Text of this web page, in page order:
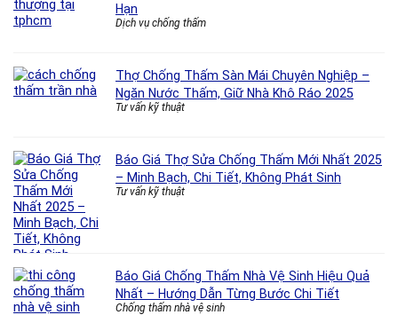
Hạn
Dịch vụ chống thấm
Thợ Chống Thấm Sàn Mái Chuyên Nghiệp –
Ngăn Nước Thấm, Giữ Nhà Khô Ráo 2025
Tư vấn kỹ thuật
Báo Giá Thợ Sửa Chống Thấm Mới Nhất 2025
– Minh Bạch, Chi Tiết, Không Phát Sinh
Tư vấn kỹ thuật
Báo Giá Chống Thấm Nhà Vệ Sinh Hiệu Quả
Nhất – Hướng Dẫn Từng Bước Chi Tiết
Chống thấm nhà vệ sinh